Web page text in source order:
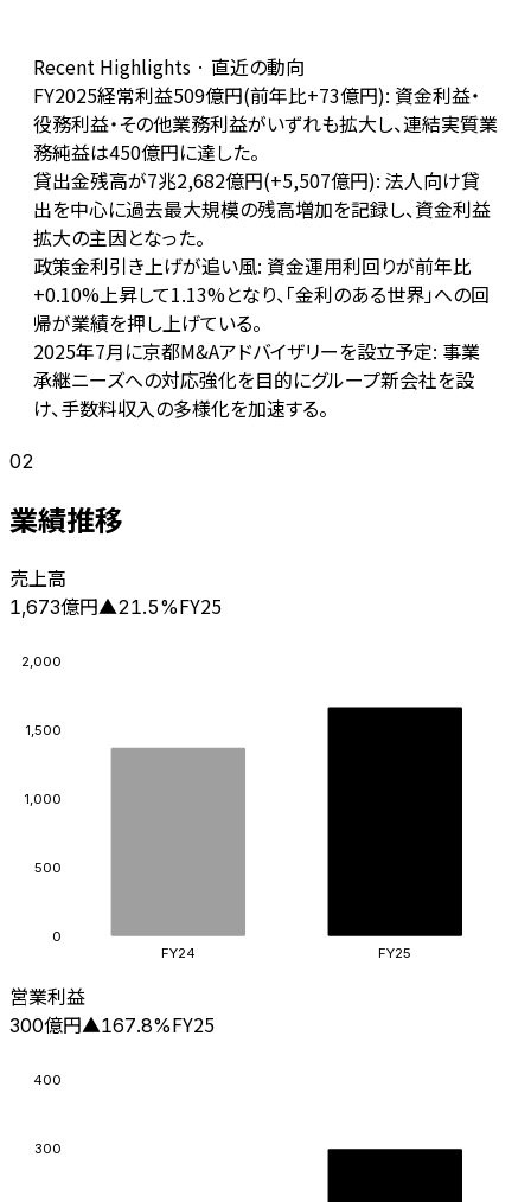
Recent Highlights · 直近の動向
FY2025経常利益509億円(前年比+73億円): 資金利益・
役務利益・その他業務利益がいずれも拡大し、連結実質業
務純益は450億円に達した。
貸出金残高が7兆2,682億円(+5,507億円): 法人向け貸
出を中心に過去最大規模の残高増加を記録し、資金利益
拡大の主因となった。
政策金利引き上げが追い風: 資金運用利回りが前年比
+0.10%上昇して1.13%となり、「金利のある世界」への回
帰が業績を押し上げている。
2025年7月に京都M&Aアドバイザリーを設立予定: 事業
承継ニーズへの対応強化を目的にグループ新会社を設
け、手数料収入の多様化を加速する。
02
業績推移
売上高
1,673億円▲21.5%FY25
0
500
1,000
1,500
2,000
FY24 FY25
営業利益
300億円▲167.8%FY25
300
400